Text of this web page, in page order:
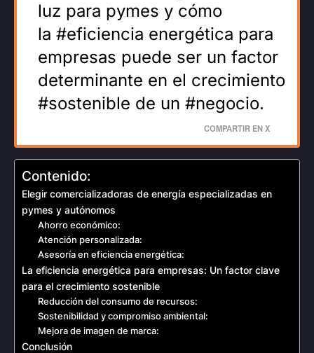
luz para pymes y cómo
la #eficiencia energética para
empresas puede ser un factor
determinante en el crecimiento
#sostenible de un #negocio.
COMPARTIR EN X
Contenido:
Elegir comercializadoras de energía especializadas en
pymes y autónomos
Ahorro económico:
Atención personalizada:
Asesoría en eficiencia energética:
La eficiencia energética para empresas: Un factor clave
para el crecimiento sostenible
Reducción del consumo de recursos:
Sostenibilidad y compromiso ambiental:
Mejora de imagen de marca:
Conclusión